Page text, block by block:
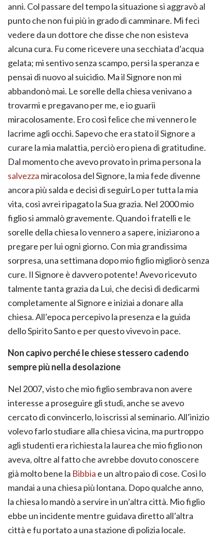
anni. Col passare del tempo la situazione si aggravò al
punto che non fui più in grado di camminare. Mi feci
vedere da un dottore che disse che non esisteva
alcuna cura. Fu come ricevere una secchiata d’acqua
gelata; mi sentivo senza scampo, persi la speranza e
pensai di nuovo al suicidio. Ma il Signore non mi
abbandonò mai. Le sorelle della chiesa venivano a
trovarmi e pregavano per me, e io guarii
miracolosamente. Ero così felice che mi vennero le
lacrime agli occhi. Sapevo che era stato il Signore a
curare la mia malattia, perciò ero piena di gratitudine.
Dal momento che avevo provato in prima persona la
salvezza miracolosa del Signore, la mia fede divenne
ancora più salda e decisi di seguirLo per tutta la mia
vita, così avrei ripagato la Sua grazia. Nel 2000 mio
figlio si ammalò gravemente. Quando i fratelli e le
sorelle della chiesa lo vennero a sapere, iniziarono a
pregare per lui ogni giorno. Con mia grandissima
sorpresa, una settimana dopo mio figlio migliorò senza
cure. Il Signore è davvero potente! Avevo ricevuto
talmente tanta grazia da Lui, che decisi di dedicarmi
completamente al Signore e iniziai a donare alla
chiesa. All’epoca percepivo la presenza e la guida
dello Spirito Santo e per questo vivevo in pace.
Non capivo perché le chiese stessero cadendo
sempre più nella desolazione
Nel 2007, visto che mio figlio sembrava non avere
interesse a proseguire gli studi, anche se avevo
cercato di convincerlo, lo iscrissi al seminario. All’inizio
volevo farlo studiare alla chiesa vicina, ma purtroppo
agli studenti era richiesta la laurea che mio figlio non
aveva, oltre al fatto che avrebbe dovuto conoscere
già molto bene la Bibbia e un altro paio di cose. Così lo
mandai a una chiesa più lontana. Dopo qualche anno,
la chiesa lo mandò a servire in un’altra città. Mio figlio
ebbe un incidente mentre guidava diretto all’altra
città e fu portato a una stazione di polizia locale.